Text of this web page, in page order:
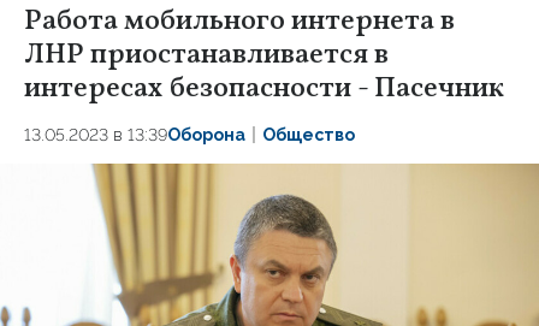
Работа мобильного интернета в
ЛНР приостанавливается в
интересах безопасности - Пасечник
13.05.2023 в 13:39Оборона Общество